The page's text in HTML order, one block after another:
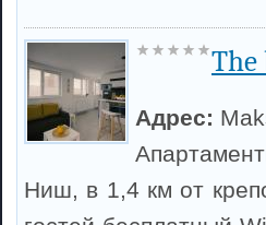
The
Адрес:
Ниш, в 1,4 км от